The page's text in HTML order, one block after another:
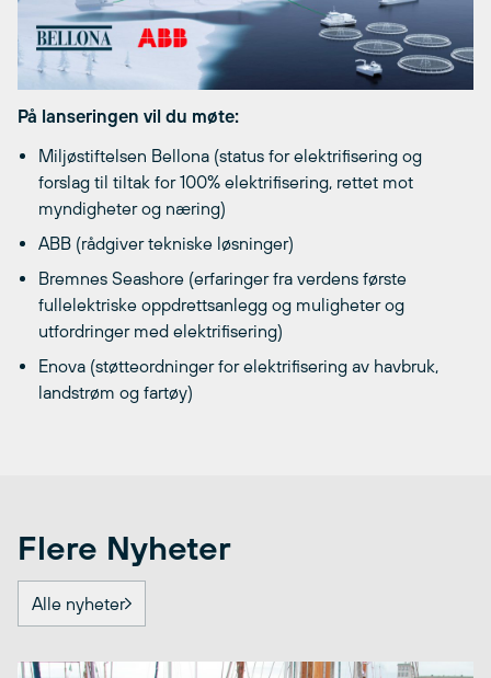
På lanseringen vil du møte:
Miljøstiftelsen Bellona (status for elektrifisering og
forslag til tiltak for 100% elektrifisering, rettet mot
myndigheter og næring)
ABB (rådgiver tekniske løsninger)
Bremnes Seashore (erfaringer fra verdens første
fullelektriske oppdrettsanlegg og muligheter og
utfordringer med elektrifisering)
Enova (støtteordninger for elektrifisering av havbruk,
landstrøm og fartøy)
Flere Nyheter
Alle nyheter